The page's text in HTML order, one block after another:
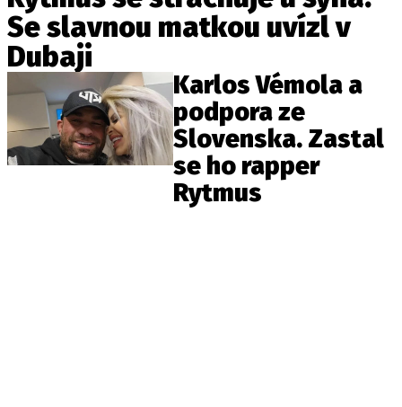
Pošlete e-mail na newsbox.cz
ETICKÝ KODEX
REDAKCE
KONTAKT
VYDAVATEL
INZERCE
OSOBNÍ ÚDAJE / COOKIES
Se slavnou matkou uvízl v
Dubaji
Karlos Vémola a
podpora ze
Slovenska. Zastal
se ho rapper
Rytmus